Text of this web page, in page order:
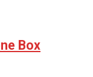
Box